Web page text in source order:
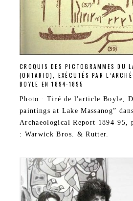
CROQUIS DES PICTOGRAMMES DU
(ONTARIO), EXÉCUTÉS PAR
BOYLE EN 1894-1895
Photo : Tiré de l'article Boyle,
paintings at Lake Massanog”
Archaeological Report 1894-95,
: Warwick Bros. & Rutter.